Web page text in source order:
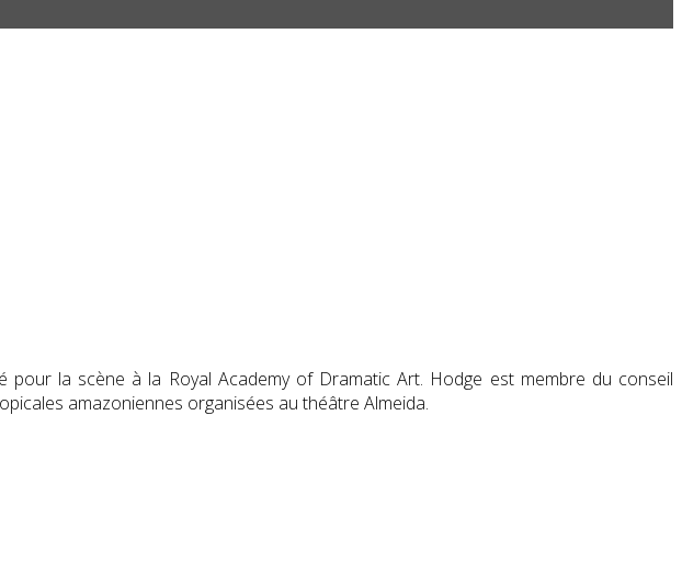
la scène à la Royal Academy of Dramatic Art. Hodge est membre du conseil
amazoniennes organisées au théâtre Almeida.